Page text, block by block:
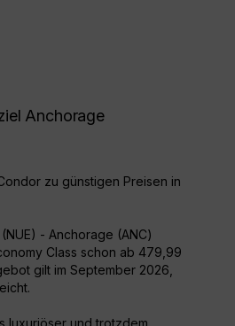
Anchorage
zu günstigen Preisen in
- Anchorage (ANC)
Class schon ab 479,99
gilt im September 2026,